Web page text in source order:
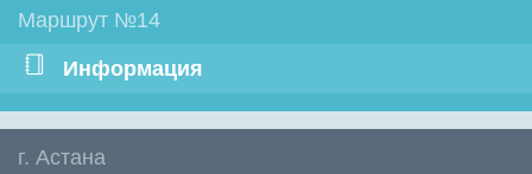
Маршрут №14
Информация
г. Астана